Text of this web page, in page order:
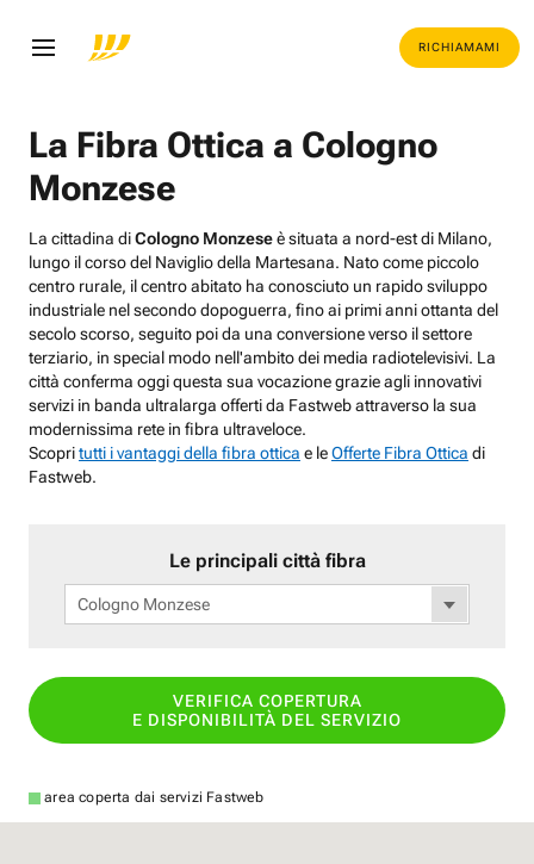
RICHIAMAMI
La Fibra Ottica a Cologno
Monzese
La cittadina diCologno Monzeseè situata a nord-est di Milano,
lungo il corso del Naviglio della Martesana. Nato come piccolo
centro rurale, il centro abitato ha conosciuto un rapido sviluppo
industriale nel secondo dopoguerra, fino ai primi anni ottanta del
secolo scorso, seguito poi da una conversione verso il settore
terziario, in special modo nell'ambito dei media radiotelevisivi. La
città conferma oggi questa sua vocazione grazie agli innovativi
servizi in banda ultralarga offerti da Fastweb attraverso la sua
modernissima rete in fibra ultraveloce.
Scopritutti i vantaggi della fibra ottica e leOfferte Fibra Ottica di
Fastweb.
Le principali città fibra
Cologno Monzese
VERIFICA COPERTURA
E DISPONIBILITÀ DEL SERVIZIO
area coperta dai servizi Fastweb